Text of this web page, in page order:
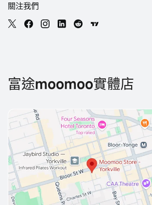
關注我們
富途moomoo實體店